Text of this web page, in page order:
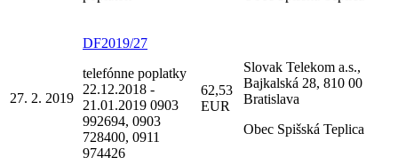
27. 2. 2019
DF2019/27
telefónne poplatky
22.12.2018 -
21.01.2019 0903
992694, 0903
728400, 0911
974426
62,53
EUR
Slovak Telekom a.s.,
Bajkalská 28, 810 00
Bratislava
Obec Spišská Teplica